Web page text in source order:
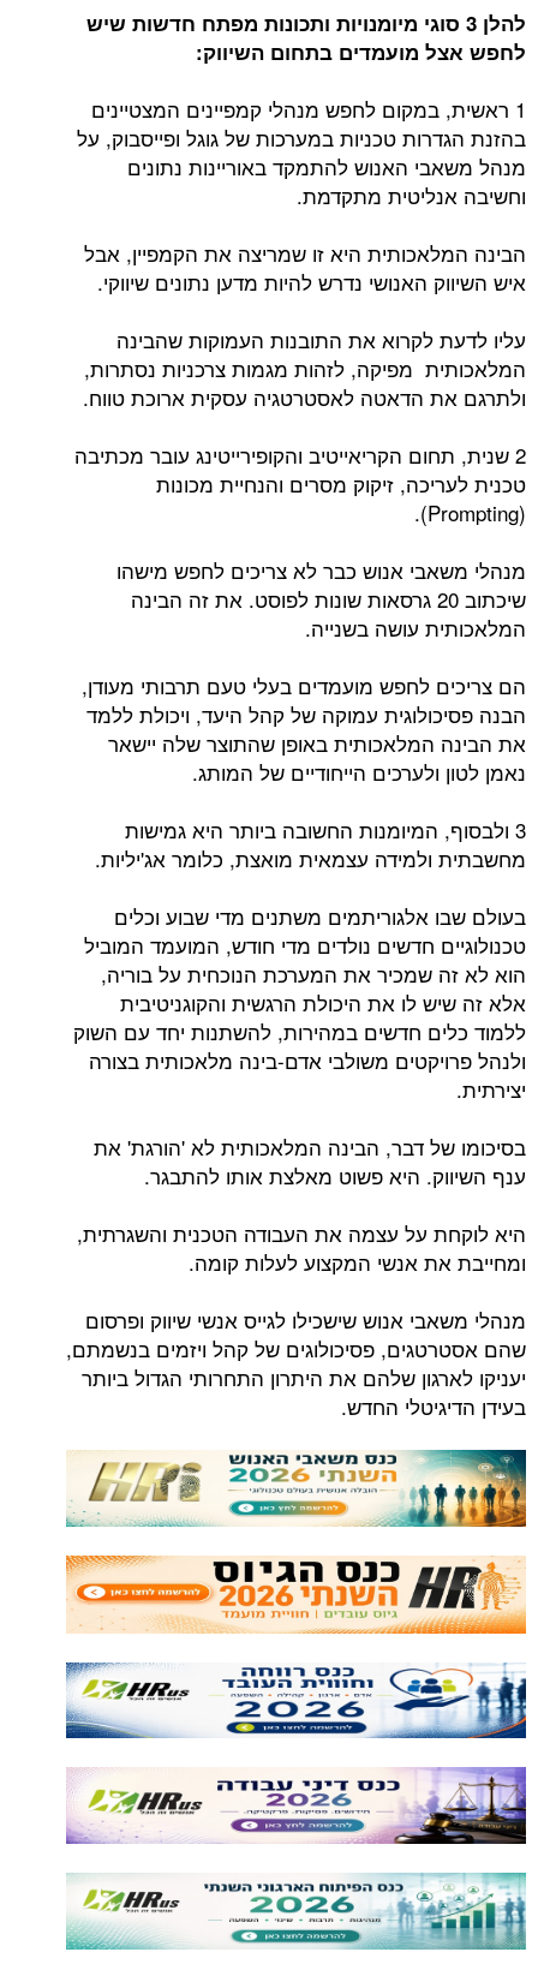
להלן 3 סוגי מיומנויות ותכונות מפתח חדשות שיש
לחפש אצל מועמדים בתחום השיווק:
1 ראשית, במקום לחפש מנהלי קמפיינים המצטיינים
בהזנת הגדרות טכניות במערכות של גוגל ופייסבוק, על
מנהל משאבי האנוש להתמקד באוריינות נתונים
וחשיבה אנליטית מתקדמת.
הבינה המלאכותית היא זו שמריצה את הקמפיין, אבל
איש השיווק האנושי נדרש להיות מדען נתונים שיווקי.
עליו לדעת לקרוא את התובנות העמוקות שהבינה
המלאכותית מפיקה, לזהות מגמות צרכניות נסתרות,
ולתרגם את הדאטה לאסטרטגיה עסקית ארוכת טווח.
2 שנית, תחום הקריאייטיב והקופירייטינג עובר מכתיבה
טכנית לעריכה, זיקוק מסרים והנחיית מכונות
(Prompting).
מנהלי משאבי אנוש כבר לא צריכים לחפש מישהו
שיכתוב 20 גרסאות שונות לפוסט. את זה הבינה
המלאכותית עושה בשנייה.
הם צריכים לחפש מועמדים בעלי טעם תרבותי מעודן,
הבנה פסיכולוגית עמוקה של קהל היעד, ויכולת ללמד
את הבינה המלאכותית באופן שהתוצר שלה יישאר
נאמן לטון ולערכים הייחודיים של המותג.
3 ולבסוף, המיומנות החשובה ביותר היא גמישות
מחשבתית ולמידה עצמאית מואצת, כלומר אג'יליות.
בעולם שבו אלגוריתמים משתנים מדי שבוע וכלים
טכנולוגיים חדשים נולדים מדי חודש, המועמד המוביל
הוא לא זה שמכיר את המערכת הנוכחית על בוריה,
אלא זה שיש לו את היכולת הרגשית והקוגניטיבית
ללמוד כלים חדשים במהירות, להשתנות יחד עם השוק
ולנהל פרויקטים משולבי אדם-בינה מלאכותית בצורה
יצירתית.
בסיכומו של דבר, הבינה המלאכותית לא 'הורגת' את
ענף השיווק. היא פשוט מאלצת אותו להתבגר.
היא לוקחת על עצמה את העבודה הטכנית והשגרתית,
ומחייבת את אנשי המקצוע לעלות קומה.
מנהלי משאבי אנוש שישכילו לגייס אנשי שיווק ופרסום
שהם אסטרטגים, פסיכולוגים של קהל ויזמים בנשמתם,
יעניקו לארגון שלהם את היתרון התחרותי הגדול ביותר
בעידן הדיגיטלי החדש.